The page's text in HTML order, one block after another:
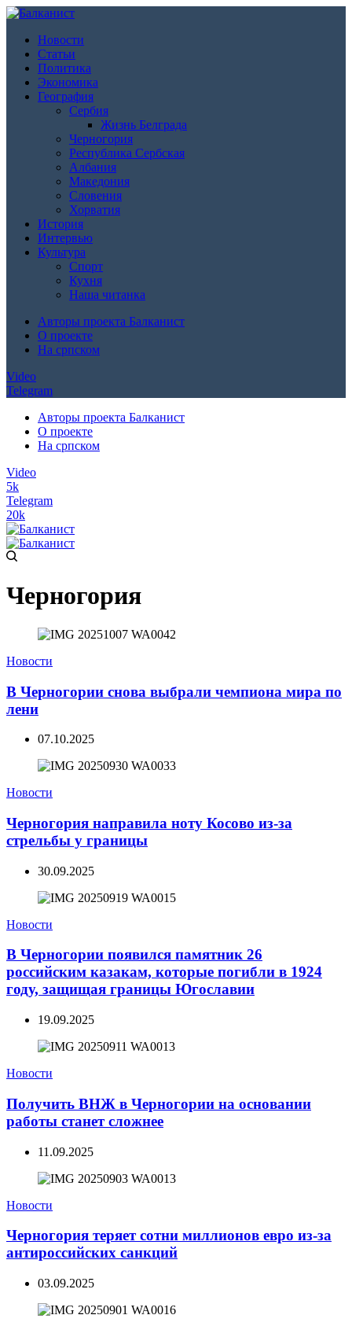
Новости
Статьи
Политика
Экономика
География
Сербия
Жизнь Белграда
Черногория
Республика Сербская
Албания
Македония
Словения
Хорватия
История
Интервью
Культура
Спорт
Кухня
Наша читанка
Авторы проекта Балканист
О проекте
На српском
Video
Telegram
Авторы проекта Балканист
О проекте
На српском
Video
5k
Telegram
20k
Черногория
Новости
В Черногории снова выбрали чемпиона мира по
лени
07.10.2025
Новости
Черногория направила ноту Косово из-за
стрельбы у границы
30.09.2025
Новости
В Черногории появился памятник 26
российским казакам, которые погибли в 1924
году, защищая границы Югославии
19.09.2025
Новости
Получить ВНЖ в Черногории на основании
работы станет сложнее
11.09.2025
Новости
Черногория теряет сотни миллионов евро из-за
антироссийских санкций
03.09.2025